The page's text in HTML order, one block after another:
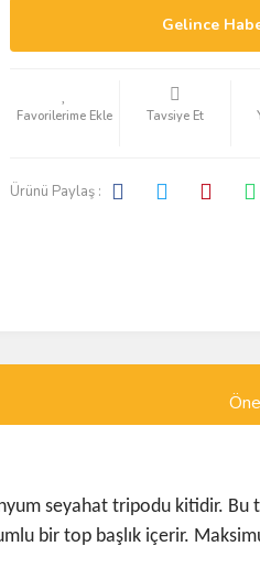
Gelince
Tavsiye Et
Ürünü Paylaş :
seyahat tripodu kitidir. Bu
bir top başlık içerir.